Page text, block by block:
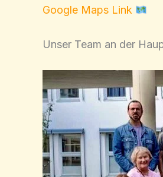
Google Maps Link
Unser Team an der